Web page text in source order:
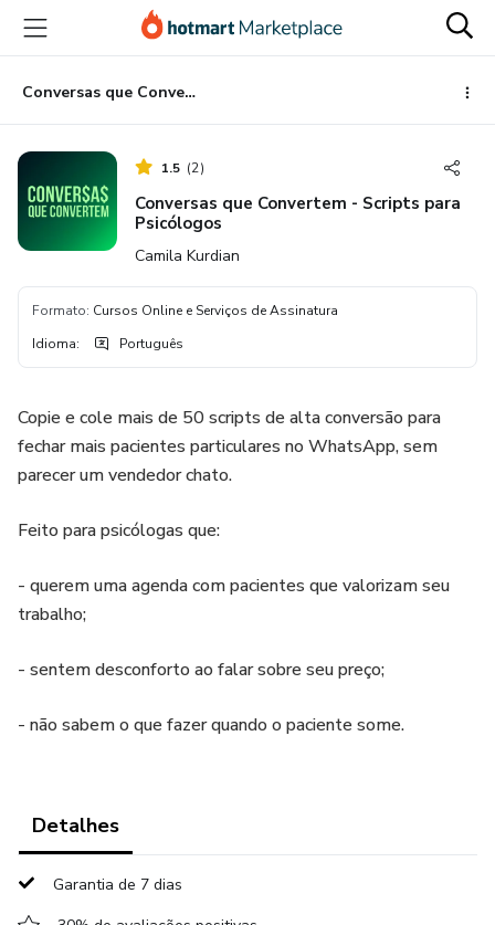
para
conteúdo
principal
para
pagamento
para
rodapé
Conversas que Convertem - Scripts para Psicólogos
1.5 (2)
Conversas que Convertem - Scripts para
Psicólogos
Camila Kurdian
Formato: Cursos Online e Serviços de Assinatura
Idioma: Português
Copie e cole mais de 50 scripts de alta conversão para
fechar mais pacientes particulares no WhatsApp, sem
parecer um vendedor chato.
Feito para psicólogas que:
- querem uma agenda com pacientes que valorizam seu
trabalho;
- sentem desconforto ao falar sobre seu preço;
- não sabem o que fazer quando o paciente some.
Detalhes
Garantia de 7 dias